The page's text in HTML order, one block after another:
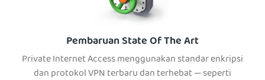
Pembaruan State Of The Art
Private Internet Access menggunakan standar enkripsi
dan protokol VPN terbaru dan terhebat — seperti